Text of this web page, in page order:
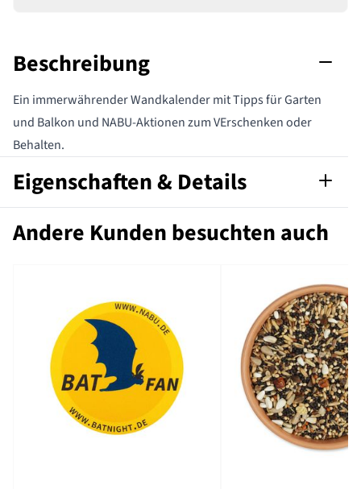
Beschreibung
Ein immerwährender Wandkalender mit Tipps für Garten
und Balkon und NABU-Aktionen zum VErschenken oder
Behalten.
Eigenschaften & Details
Artikelnummer
553030115-D
Format
Marke
NABU
Andere Kunden besuchten auch